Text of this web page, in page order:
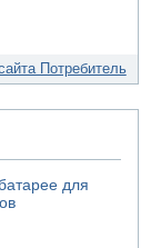
Потребитель
для